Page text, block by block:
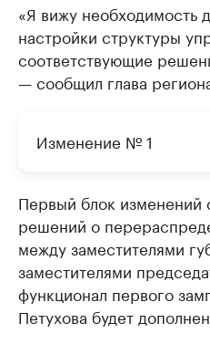
«Я вижу необходимость
настройки структуры
соответствующие
— сообщил глава
Изменение № 1
Первый блок изменений
решений о
между заместителями
заместителями
функционал первого
Петухова будет